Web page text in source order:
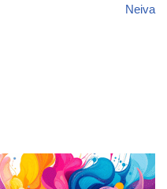
Neiva